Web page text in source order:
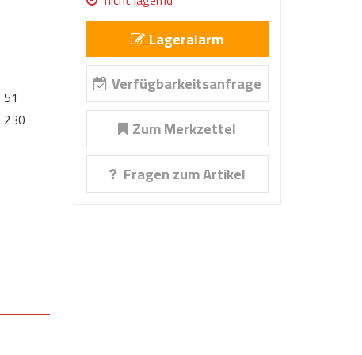
51
230
Lageralarm
Verfügbarkeitsanfrage
Zum Merkzettel
Fragen zum Artikel